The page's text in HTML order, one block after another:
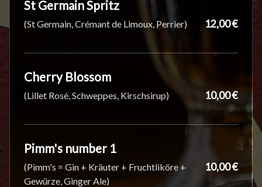
St Germain Spritz
(St Germain, Crémant de Limoux, Perrier) 12,00 €
Cherry Blossom
(Lillet Rosé, Schweppes, Kirschsirup) 10,00 €
Pimm's number 1
(Pimm's = Gin + Kräuter + Fruchtliköre +
Gewürze, Ginger Ale)
10,00 €